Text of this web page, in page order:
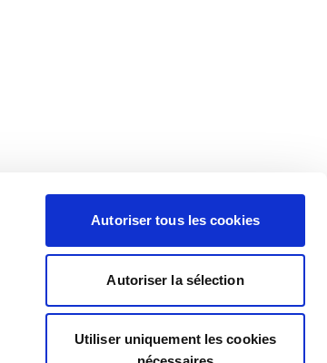
Autoriser tous les cookies
Autoriser la sélection
Utiliser uniquement les cookies